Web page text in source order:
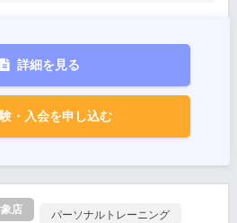
詳細を見る
・入会を申し込む
店 パーソナルトレーニング